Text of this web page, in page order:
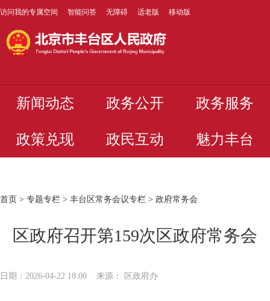
访问我的专属空间 智能问答 无障碍 适老版 移动版
新闻动态 政务公开 政务服务
政策兑现 政民互动 魅力丰台
首页 > 专题专栏 > 丰台区常务会议专栏 > 政府常务会
区政府召开第159次区政府常务会
日期：2026-04-22 18:00 来源： 区政府办